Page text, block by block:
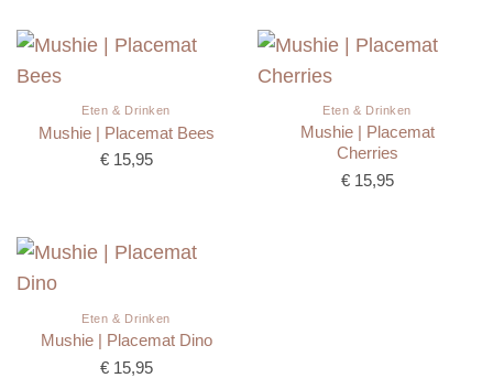
Eten & Drinken
Mushie | Placemat Bees
€15,95
Eten & Drinken
Mushie | Placemat
Cherries
€15,95
Eten & Drinken
Mushie | Placemat Dino
€15,95